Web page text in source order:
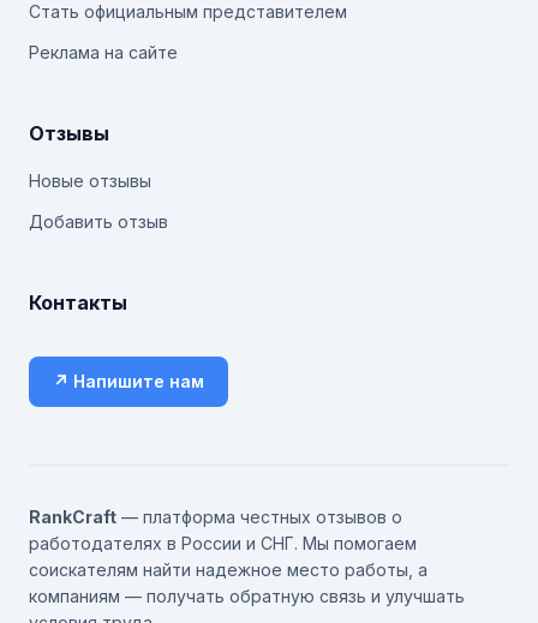
Стать официальным представителем
Реклама на сайте
Отзывы
Новые отзывы
Добавить отзыв
Контакты
↗ Напишите нам
RankCraft — платформа честных отзывов о
работодателях в России и СНГ. Мы помогаем
соискателям найти надежное место работы, а
компаниям — получать обратную связь и улучшать